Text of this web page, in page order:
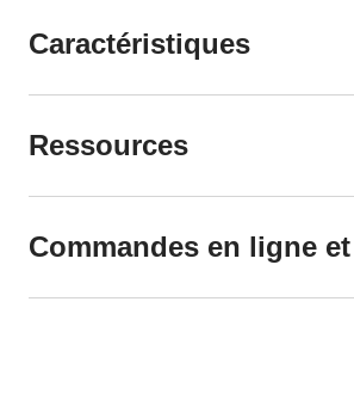
Caractéristiques
Ressources
Commandes en ligne